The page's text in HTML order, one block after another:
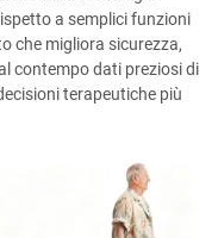
a semplici funzioni
che migliora sicurezza,
contempo dati preziosi di
terapeutiche più